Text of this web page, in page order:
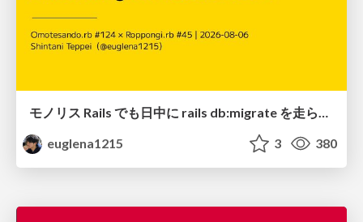
モノリス Rails でも日中に rails db:migrate を走らせたい！ / Daytime rails db:migrate on Monolithic Rails!
euglena1215
3 380